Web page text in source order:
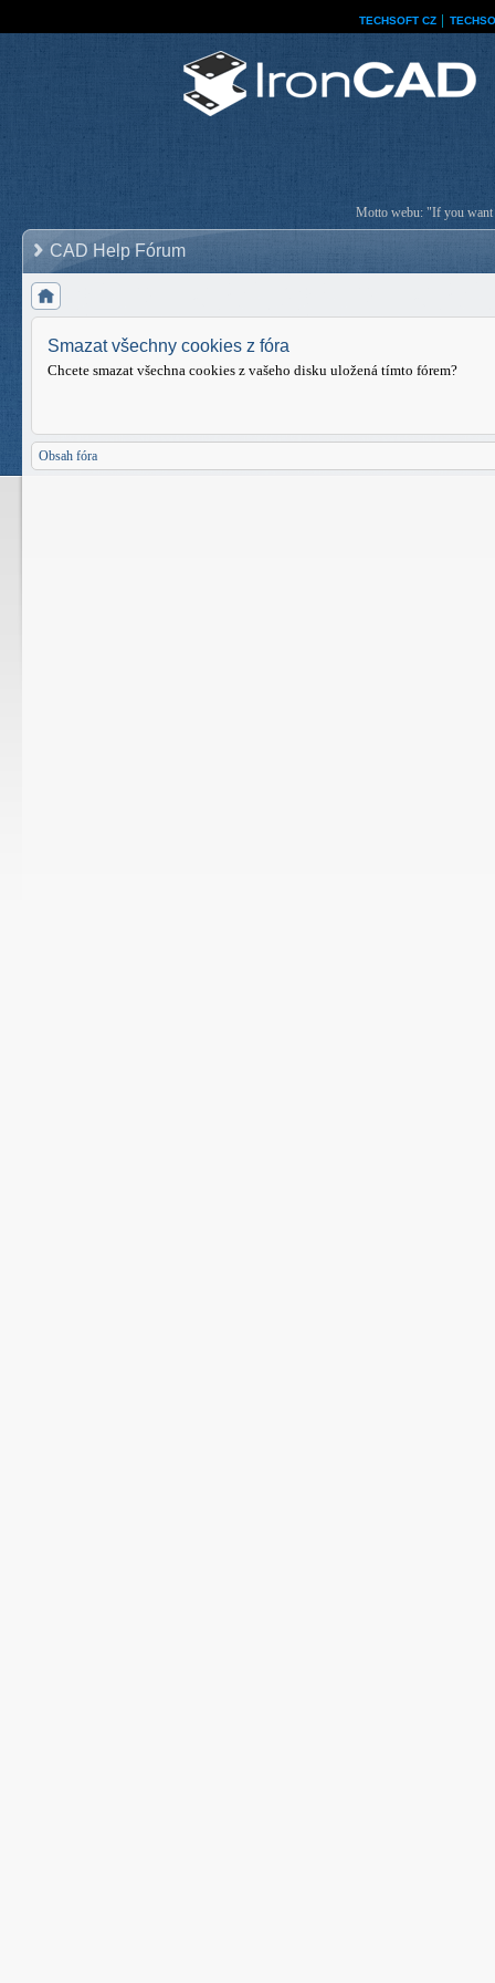
TECHSOFT CZ
Motto webu: "If you want
CAD Help Fórum
Smazat všechny cookies z fóra
Chcete smazat všechna cookies z vašeho disku uložená tímto fórem?
Obsah fóra